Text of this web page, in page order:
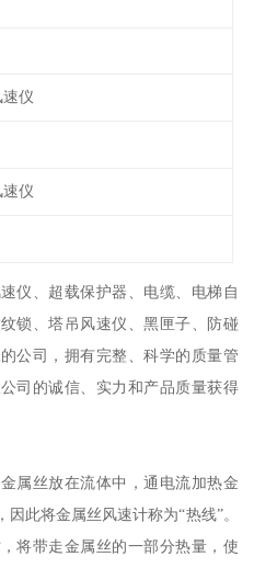
仪
仪
仪、超载保护器、电缆、电梯自
锁、塔吊风速仪、黑匣子、防碰
公司，拥有完整、科学的质量管
司的诚信、实力和产品质量获得
属丝放在流体中，通电流加热金
此将金属丝风速计称为“热线”。
将带走金属丝的一部分热量，使